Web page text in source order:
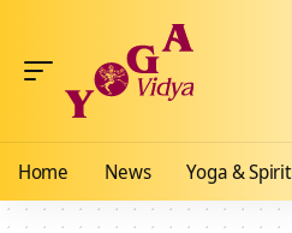
Home News Yoga &